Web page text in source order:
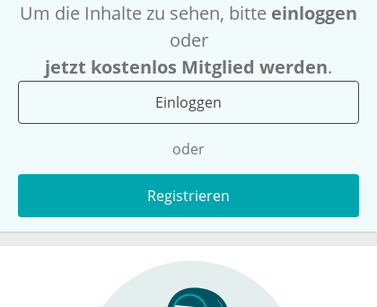
Um die Inhalte zu sehen, bitte einloggen
oder
jetzt kostenlos Mitglied werden.
Einloggen
oder
Registrieren